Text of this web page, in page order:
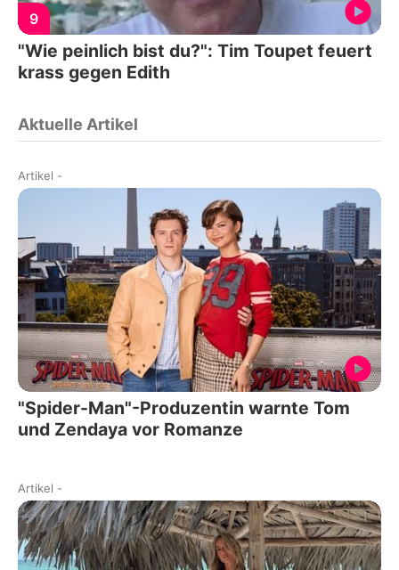
9
"Wie peinlich bist du?": Tim Toupet feuert
krass gegen Edith
Aktuelle Artikel
Artikel -
"Spider-Man"-Produzentin warnte Tom
und Zendaya vor Romanze
Artikel -